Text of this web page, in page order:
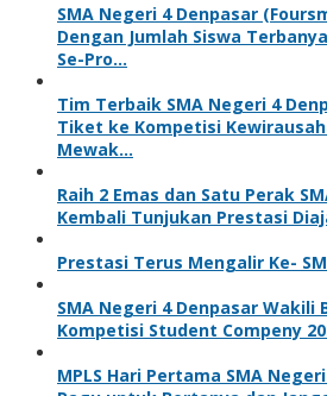
SMA Negeri 4 Denpasar
Dengan Jumlah Siswa
Se-Pro…
Tim Terbaik SMA Negeri 4
Tiket ke Kompetisi
Mewak…
Raih 2 Emas dan Satu Perak
Kembali Tunjukan Prestasi
Prestasi Terus Mengalir Ke-
SMA Negeri 4 Denpasar Wakili
Kompetisi Student Compeny
MPLS Hari Pertama SMA